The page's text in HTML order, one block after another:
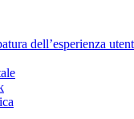
dell’esperienza